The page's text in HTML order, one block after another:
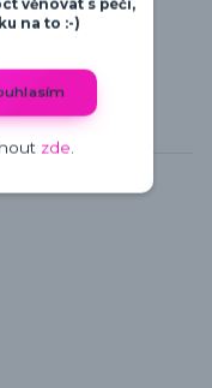
6
věnovat s péčí,
na to :-)
zde.